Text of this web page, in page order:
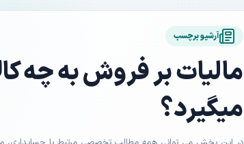
آرشیو برچسب
مالیات بر فروش به چه
میگیرد؟